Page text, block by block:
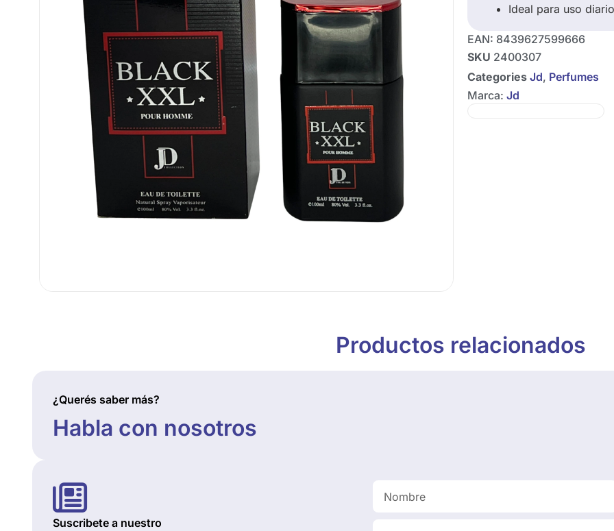
Ideal para uso
EAN: 8439627599666
SKU 2400307
Categories Jd, Perfumes
Marca: Jd
Productos relacionados
¿Querés saber más?
Habla con nosotros
Suscribete a nuestro